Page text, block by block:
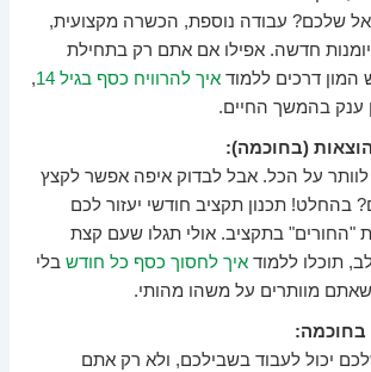
שלכם? עבודה נוספת, הכשרה מקצועית,
חדשה. אפילו אם אתם רק בתחילת
המון דרכים ללמודאיך להרוויח כסף בגיל 14
,
ענק בהמשך החיים.
(בחוכמה):
לוותר על הכל. אבל לבדוק איפה אפשר לקצץ
בהחלט! תכנון תקציב חודשי יעזור לכם
"החורים" בתקציב. אולי תגלו שעם קצת
תוכלו ללמודאיך לחסוך כסף כל חודש בלי
מוותרים על משהו מהותי.
בחוכמה:
יכול לעבוד בשבילכם, ולא רק אתם